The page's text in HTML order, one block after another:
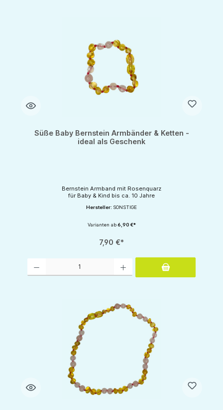
Süße Baby Bernstein Armbänder & Ketten -
ideal als Geschenk
Bernstein Armband mit Rosenquarz
für Baby & Kind bis ca. 10 Jahre
Hersteller: SONSTIGE
Varianten ab6,90 €*
7,90 €*